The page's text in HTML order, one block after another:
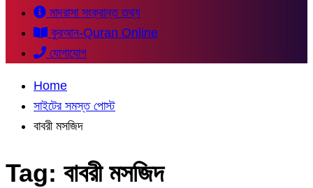
মাদরাসা সংক্রান্ত তথ্য
কুরআন-Quran Online
যোগাযোগ
Home
সাইটের সমস্ত পোস্ট
বাবরী মসজিদ
Tag: বাবরী মসজিদ